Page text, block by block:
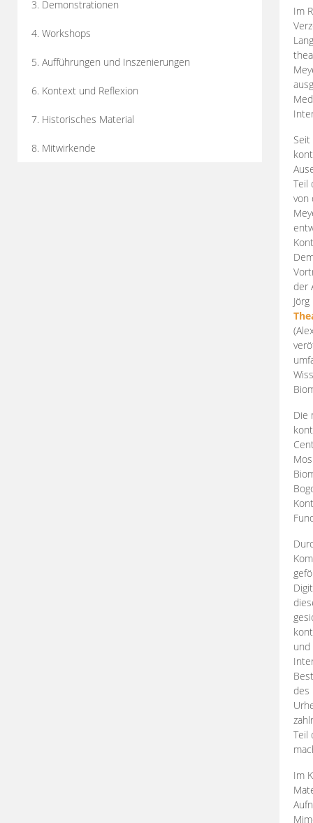
3. Demonstrationen
4. Workshops
5. Aufführungen und Inszenierungen
6. Kontext und Reflexion
7. Historisches Material
8. Mitwirkende
Im
Teil
von
der
Die
des
Teil
Im